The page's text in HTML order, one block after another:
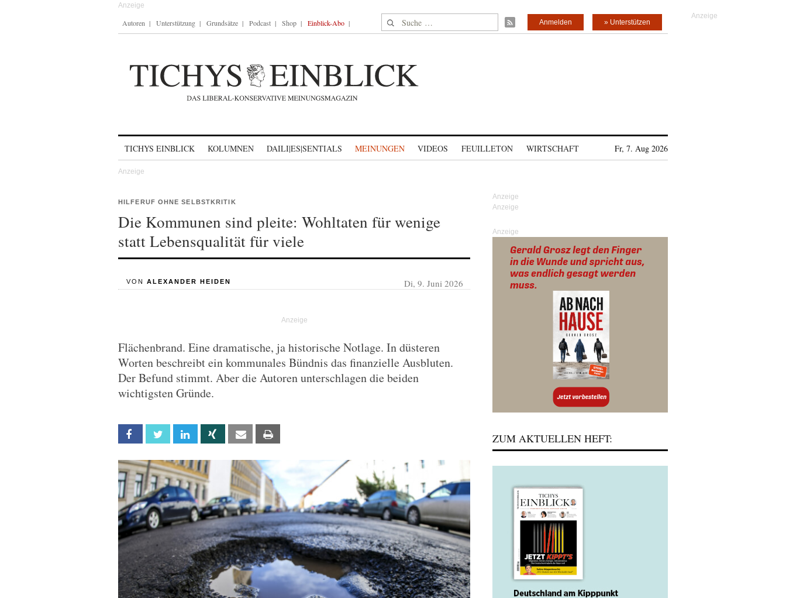
Autoren Unterstützung Grundsätze Podcast Shop Einblick-Abo Suche nach: » Unterstützen
Anmelden
TICHYS EINBLICK KOLUMNEN DAILI|ES|SENTIALS MEINUNGEN VIDEOS FEUILLETON WIRTSCHAFT Fr, 7. Aug 2026
HILFERUF OHNE SELBSTKRITIK
Die Kommunen sind pleite: Wohltaten für wenige
statt Lebensqualität für viele
VON ALEXANDER HEIDEN Di, 9. Juni 2026
Flächenbrand. Eine dramatische, ja historische Notlage. In düsteren
Worten beschreibt ein kommunales Bündnis das finanzielle Ausbluten.
Der Befund stimmt. Aber die Autoren unterschlagen die beiden
wichtigsten Gründe.
Facebook Twitter Linkedin Xing Email
Anzeige
ZUM AKTUELLEN HEFT: